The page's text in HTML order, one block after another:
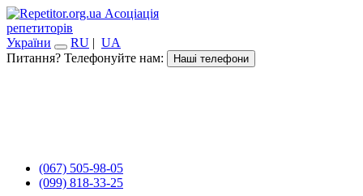
Асоціація
репетиторів
України
RU | UA
Питання? Телефонуйте нам:
Наші телефони
(067) 505-98-05
(099) 818-33-25